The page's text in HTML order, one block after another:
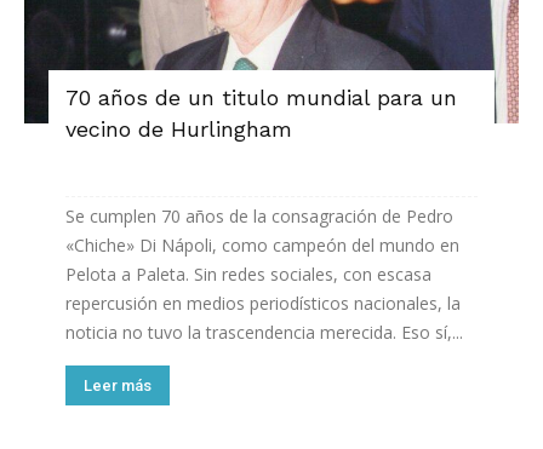
70 años de un titulo mundial para un
vecino de Hurlingham
Se cumplen 70 años de la consagración de Pedro
«Chiche» Di Nápoli, como campeón del mundo en
Pelota a Paleta. Sin redes sociales, con escasa
repercusión en medios periodísticos nacionales, la
noticia no tuvo la trascendencia merecida. Eso sí,...
Leer más